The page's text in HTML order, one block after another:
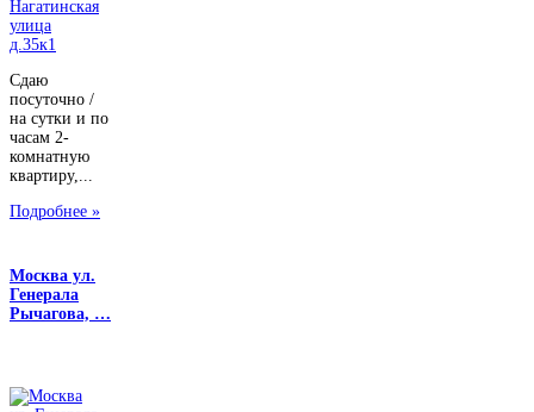
Сдаю
посуточно /
на сутки и по
часам 2-
комнатную
квартиру,...
Подробнее »
Москва ул.
Генерала
Рычагова, …